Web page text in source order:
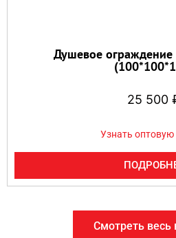
Душевое ограждение
25 500
Узнать оптовую
Смотреть весь